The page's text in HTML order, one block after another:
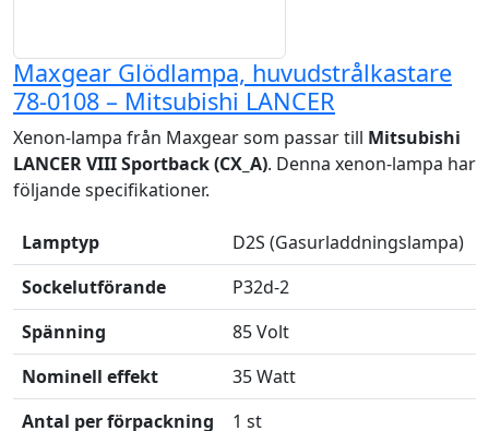
Maxgear Glödlampa, huvudstrålkastare
78-0108 – Mitsubishi LANCER
Xenon-lampa från Maxgear som passar till Mitsubishi
LANCER VIII Sportback (CX_A). Denna xenon-lampa har
följande specifikationer.
Lamptyp
D2S (Gasurladdningslampa)
Sockelutförande
P32d-2
Spänning
85 Volt
Nominell effekt
35 Watt
Antal per förpackning
1 st